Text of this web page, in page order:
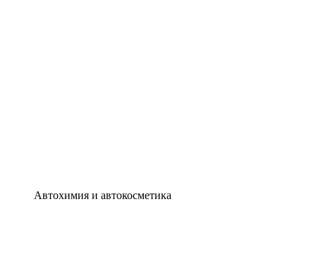
Автохимия и автокосметика